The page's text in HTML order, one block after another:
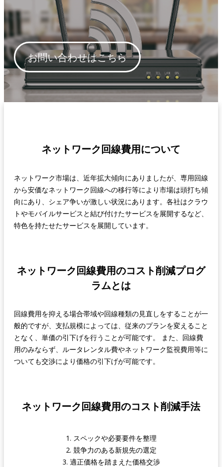
お問い合わせはこちら
ネットワーク回線費用について
ネットワーク市場は、近年拡大傾向にありましたが、専用回線
から安価なネットワーク回線への移行等により市場は頭打ち傾
向にあり、シェア争いが激しい状況にあります。各社はクラウ
トやモバイルサービスと結び付けたサービスを展開するなど、
特色を持たせたサービスを展開しています。
ネットワーク回線費用のコスト削減プログ
ラムとは
回線費用を抑える場合帯域や回線種類の見直しをすることが一
般的ですが、支払規模によっては、従来のプランを変えること
となく、単価の引下げを行うことが可能です。 また、回線費
用のみならず、ルータレンタル費やネットワーク監視費用等に
ついても交渉により価格の引下げが可能です。
ネットワーク回線費用のコスト削減手法
1. スペックや必要要件を整理
2. 競争力のある新規先の選定
3. 適正価格を踏まえた価格交渉